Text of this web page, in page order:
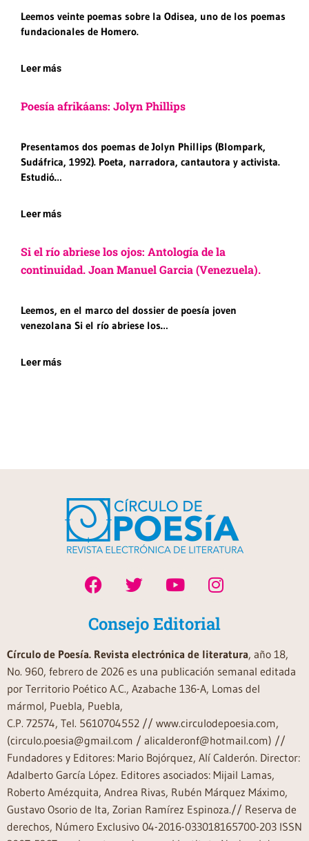
Leemos veinte poemas sobre la Odisea, uno de los poemas
fundacionales de Homero.
Leer más
Poesía afrikáans: Jolyn Phillips
Presentamos dos poemas de Jolyn Phillips (Blompark,
Sudáfrica, 1992). Poeta, narradora, cantautora y activista.
Estudió…
Leer más
Si el río abriese los ojos: Antología de la
continuidad. Joan Manuel Garcia (Venezuela).
Leemos, en el marco del dossier de poesía joven
venezolana Si el río abriese los…
Leer más
Consejo Editorial
Círculo de Poesía. Revista electrónica de literatura, año 18,
No. 960, febrero de 2026 es una publicación semanal editada
por Territorio Poético A.C., Azabache 136-A, Lomas del
mármol, Puebla, Puebla,
C.P. 72574, Tel. 5610704552 // www.circulodepoesia.com,
(circulo.poesia@gmail.com / alicalderonf@hotmail.com) //
Fundadores y Editores: Mario Bojórquez, Alí Calderón. Director:
Adalberto García López. Editores asociados: Mijail Lamas,
Roberto Amézquita, Andrea Rivas, Rubén Márquez Máximo,
Gustavo Osorio de Ita, Zorian Ramírez Espinoza.// Reserva de
derechos, Número Exclusivo 04-2016-033018165700-203 ISSN